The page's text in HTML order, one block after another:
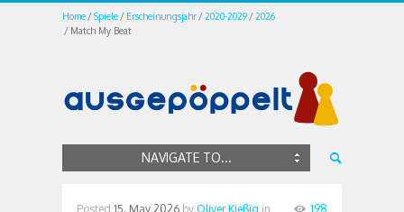
Home Spiele Erscheinungsjahr 2020-2029
2026
Match My Beat
NAVIGATE TO...
Posted 15. May 2026 by Oliver Kießig in
198